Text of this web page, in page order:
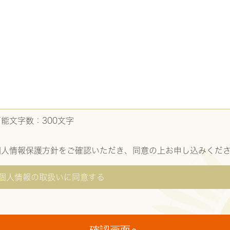
文字数： 300文字
情報保護方針をご確認いただき、同意の上お申し込みくだ
人情報の取扱いに同意する